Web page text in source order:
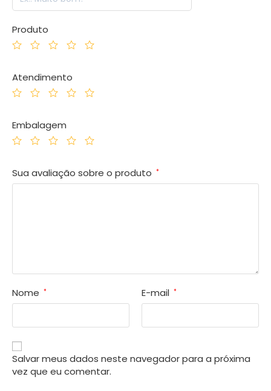
Produto
Atendimento
Embalagem
Sua avaliação sobre o produto *
Nome * E-mail *
Salvar meus dados neste navegador para a próxima
vez que eu comentar.